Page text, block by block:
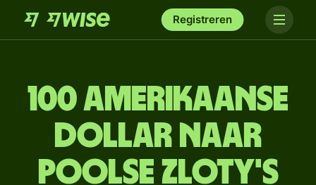
Registreren
100 Amerikaanse
dollar naar
Poolse zloty's